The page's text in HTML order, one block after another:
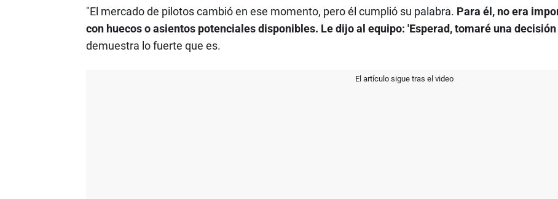
"El mercado de pilotos cambió en ese momento, pero él cumplió su palabra. Para él, no era
con huecos o asientos potenciales disponibles. Le dijo al equipo: 'Esperad, tomaré una
demuestra lo fuerte que es.
El artículo sigue tras el video